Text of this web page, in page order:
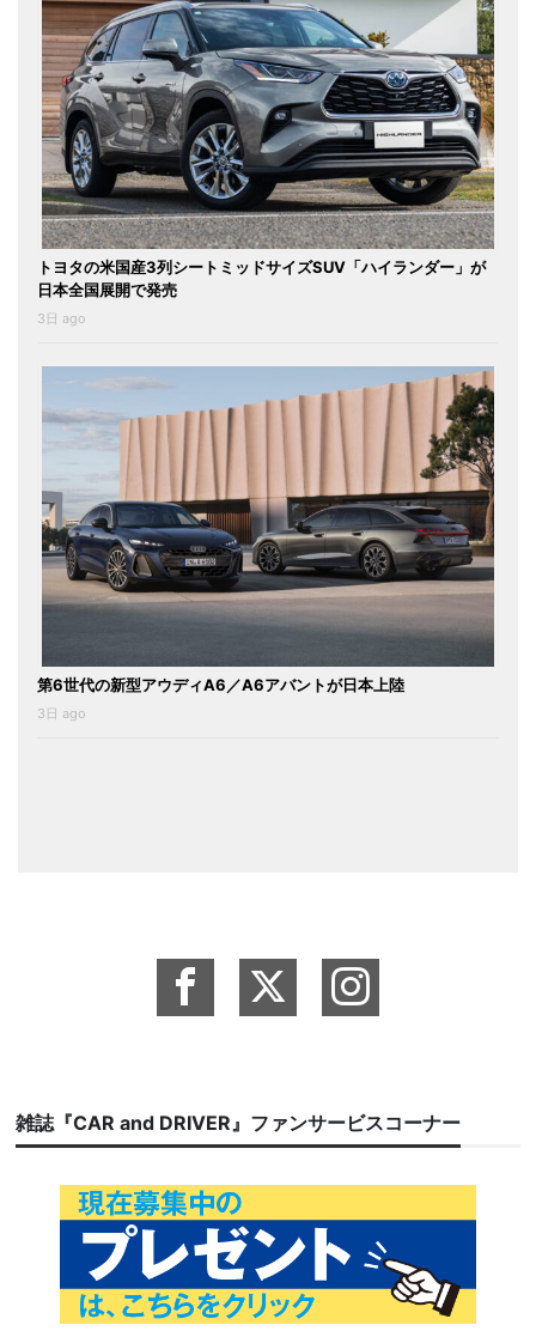
トヨタの米国産3列シートミッドサイズSUV「ハイランダー」が
日本全国展開で発売
3日 ago
第6世代の新型アウディA6／A6アバントが日本上陸
3日 ago
雑誌『CAR and DRIVER』ファンサービスコーナー